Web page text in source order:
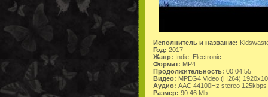
Исполнитель и название:
Год: 2017
Жанр: Indie, Electronic
Формат: MP4
Продолжительность: 00:04:55
Видео: MPEG4 Video (H264)
Аудио: AAC 44100Hz stereo 125kbps
Размер: 90.46 Mb